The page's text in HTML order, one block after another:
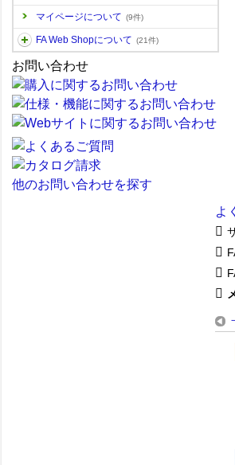
マイページについて (9件)
FA Web Shopについて (21件)
お問い合わせ
他のお問い合わせを探す
よ